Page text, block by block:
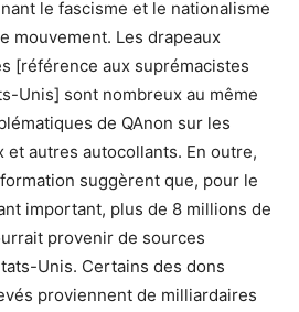
le fascisme et le nationalisme
mouvement. Les drapeaux
[référence aux suprémacistes
Unis] sont nombreux au même
de QAnon sur les
et autres autocollants. En outre,
suggèrent que, pour le
important, plus de 8 millions de
provenir de sources
Unis. Certains des dons
proviennent de milliardaires